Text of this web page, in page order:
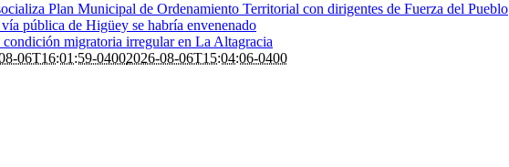
Plan Municipal de Ordenamiento Territorial con dirigentes de Fuerza del Pueblo
pública de Higüey se habría envenenado
condición migratoria irregular en La Altagracia
06T16:01:59-04002026-08-06T15:04:06-0400